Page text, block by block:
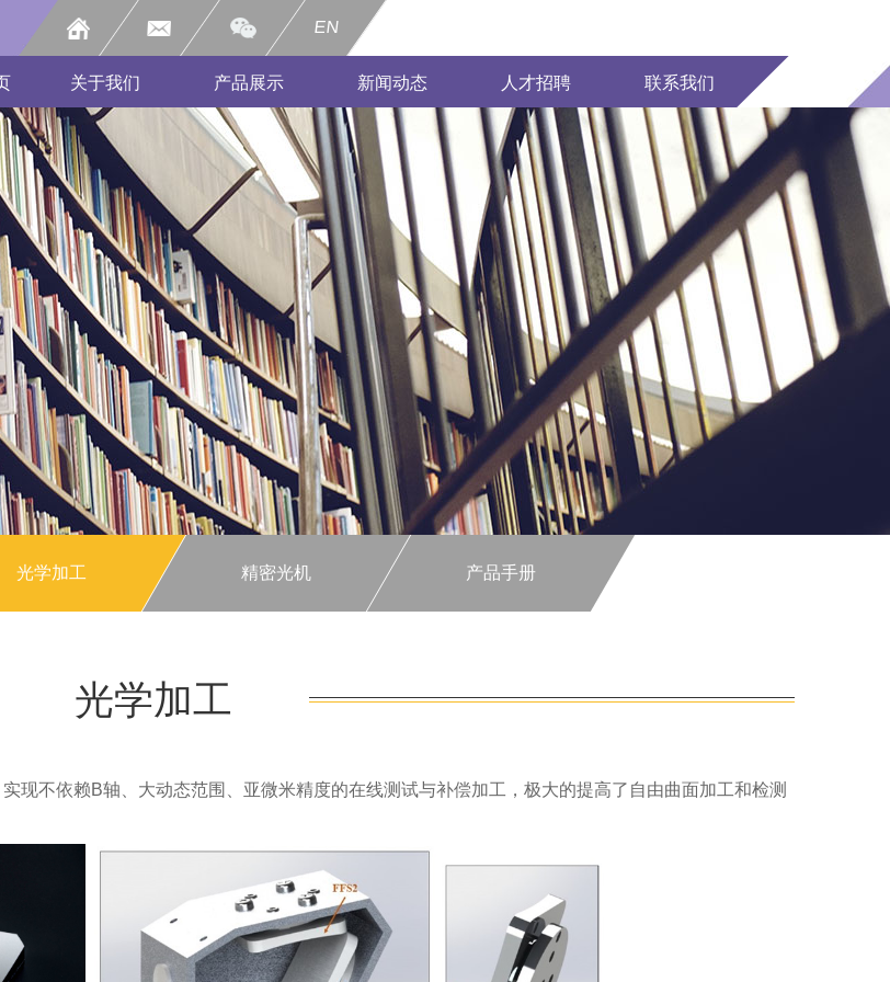
EN
关于我们 产品展示 新闻动态 人才招聘 联系我们
光学加工 精密光机 产品手册
光学加工
现不依赖B轴、大动态范围、亚微米精度的在线测试与补偿加工，极大的提高了自由曲面加工和检测